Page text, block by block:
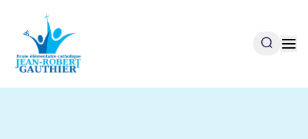
contenu
principal
Open